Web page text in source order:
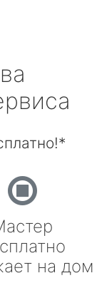
на дом